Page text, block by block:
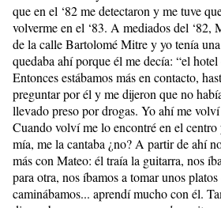
que en el ‘82 me detectaron y me tuve
volverme en el ‘83. A mediados del ‘82,
de la calle Bartolomé Mitre y yo tenía
quedaba ahí porque él me decía: “el
Entonces estábamos más en contacto,
preguntar por él y me dijeron que no
llevado preso por drogas. Yo ahí me
Cuando volví me lo encontré en el
mía, me la cantaba ¿no? A partir de ahí
más con Mateo: él traía la guitarra, nos
para otra, nos íbamos a tomar unos platos
caminábamos... aprendí mucho con él.